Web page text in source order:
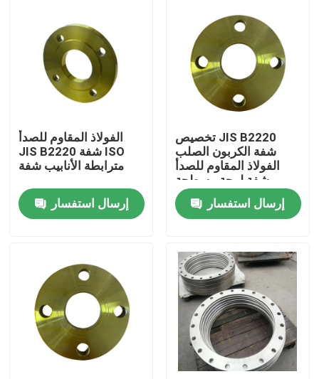
إتصال
المنتجات
شفة أنابيب الصلب
شفة أنابيب DIN
الشفاه القياسية GOST
BS 4504 شفة
الفولاذ المقاوم للصدأ
JIS B2220 شفة ISO
مترابطة الأنابيب شفة
إرسال استفسار
تخصيص JIS B2220
شفة الكربون الصلب
الفولاذ المقاوم للصدأ
شفة لوحة مسطحة
إرسال استفسار